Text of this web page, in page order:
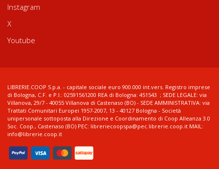
Instagram
X
Youtube
LIBRERIE.COOP S.p.a. - capitale sociale euro 900.000 int.vers. Registro imprese
di Bologna, C.F. e P.I.: 02591561200 REA di Bologna: 451543 ; SEDE LEGALE: via
Villanova, 29/7 - 40055 Villanova di Castenaso (BO) - SEDE AMMINISTRATIVA: via
Trattati Comunitari Europei 1957-2007, 13 - 40127 Bologna - Società
unipersonale sottoposta alla Direzione e Coordinamento di Coop Alleanza 3.0
Soc. Coop., Castenaso (BO) PEC: libreriecoopspa@pec.librerie.coop.it MAIL:
info@librerie.coop.it